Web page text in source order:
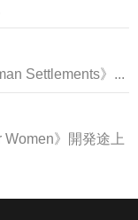
Settlements》...
Women》開発途上